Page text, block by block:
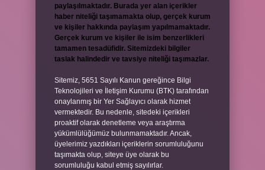
paylaşılmaktadır. Burada yer alan içerikler
haber niteliği taşımamakta olup, gerçek kurum
ve kişiler hakkında paylaşım yapılmamaktadır.
Gerçek kurum ve kişiler ile isim benzerlikleri
tamamen tesadüfidir. Sitemizdeki bilgiler
taslak halindedir ve tavsiye niteliği taşımazlar.
Sitemiz, 5651 Sayılı Kanun gereğince Bilgi
Teknolojileri ve İletişim Kurumu (BTK) tarafından
onaylanmış bir Yer Sağlayıcı olarak hizmet
vermektedir. Bu nedenle, sitedeki içerikleri
proaktif olarak denetleme veya araştırma
yükümlülüğümüz bulunmamaktadır. Ancak,
üyelerimiz yazdıkları içeriklerin sorumluluğunu
taşımakta olup, siteye üye olarak bu
sorumluluğu kabul etmiş sayılırlar.